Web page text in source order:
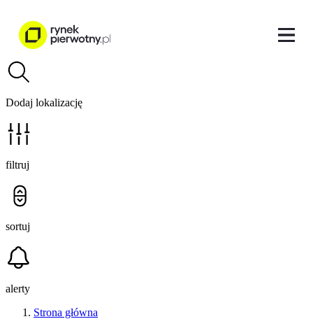
Dodaj lokalizację
filtruj
sortuj
alerty
Strona główna